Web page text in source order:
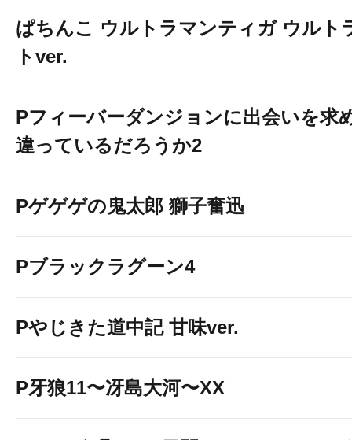
ぱちんこ ウルトラマンティガ ウルト
トver.
Pフィーバーダンジョンに出会いを求
違っているだろうか2
Pゲゲゲの鬼太郎 獅子奮迅
Pブラックラグーン4
Pやじきた道中記 甘味ver.
P牙狼11〜冴島大河〜XX